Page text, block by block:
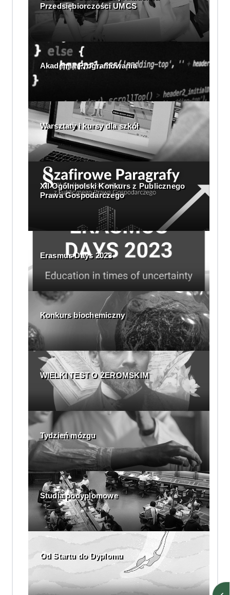
Przedsiębiorczości UMCS
Akademia Programowania
Warsztaty i kursy dla szkół
XII Ogólnpolski Konkurs z Publicznego
Prawa Gospodarczego
Erasmus Days 2023
Konkurs biochemiczny
WIELKI TEST O ŻEROMSKIM
Tydzień mózgu
Studia podyplomowe
Od Startu do Dyplomu